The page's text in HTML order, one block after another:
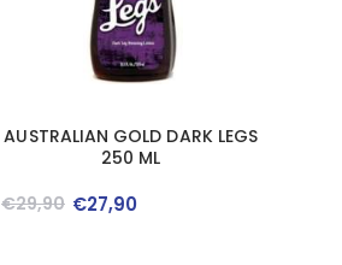
AUSTRALIAN GOLD DARK LEGS
250 ML
€29,90 €27,90